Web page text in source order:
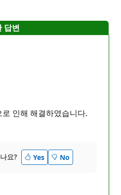
답변
인해 해결하였습니다.
요? Yes No